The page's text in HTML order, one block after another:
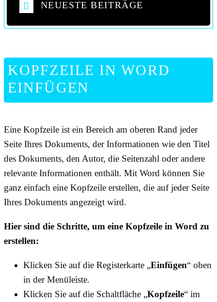
NEUESTE BEITRÄGE
KOPFZEILE IN WORD
EINFÜGEN
Eine Kopfzeile ist ein Bereich am oberen Rand jeder
Seite Ihres Dokuments, der Informationen wie den Titel
des Dokuments, den Autor, die Seitenzahl oder andere
relevante Informationen enthält. Mit Word können Sie
ganz einfach eine Kopfzeile erstellen, die auf jeder Seite
Ihres Dokuments angezeigt wird.
Hier sind die Schritte, um eine Kopfzeile in Word zu
erstellen:
Klicken Sie auf die Registerkarte „Einfügen“ oben
in der Menüleiste.
Klicken Sie auf die Schaltfläche „Kopfzeile“ im